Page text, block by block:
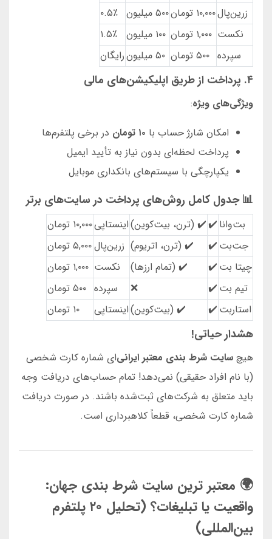
زرین‌پال۱۰,۰۰۰ تومان ۵۰۰ میلیون
۰.۵٪
نکست ۱,۰۰۰ تومان ۱۰۰ میلیون
۱.۵٪
سپرده ۵۰۰ تومان ۵۰ میلیون رایگان
۴. پرداخت از طریق اپلیکیشن‌های مالی
ویژگی‌های ویژه:
امکان شارژ حساب با ۱۰ تومان
در برخی پلتفرم‌ها
پرداخت لحظه‌ای بدون نیاز به تأیید ایمیل
یکپارچگی با سیستم‌های بانکداری موبایل
📊 جدول کامل روش‌های پرداخت در سایت‌های برتر
بت‌وانا ✔️ ✔️ (ترن، بیت‌کوین)اینستاپی۱۰,۰۰۰ تومان
جت‌بت ✔️ ✔️ (ترن، اتریوم) زرین‌پال۵,۰۰۰ تومان
چیتا بت ✔️ ✔️ (تمام ارزها) نکست ۱,۰۰۰ تومان
تیم بت ✔️
❌ سپرده ۵۰۰ تومان
استاربت ✔️ ✔️ (بیت‌کوین)اینستاپی ۱۰ تومان
هشدار حیاتی!
هیچ سایت شرط بندی معتبر ایرانی‌ای شماره کارت شخصی
(با نام افراد حقیقی) نمی‌دهد! تمام حساب‌های دریافت وجه
باید متعلق به شرکت‌های ثبت‌شده باشند. در صورت دریافت
شماره کارت شخصی، قطعاً کلاهبرداری است.
🌍 معتبر ترین سایت شرط بندی جهان:
واقعیت یا تبلیغات؟ (تحلیل ۲۰ پلتفرم
بین‌المللی)